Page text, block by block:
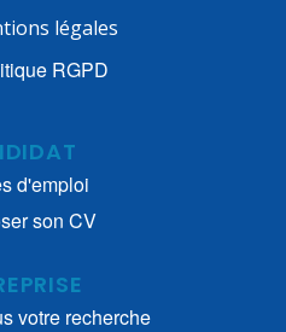
légales
RGPD
d'emploi
son CV
votre recherche